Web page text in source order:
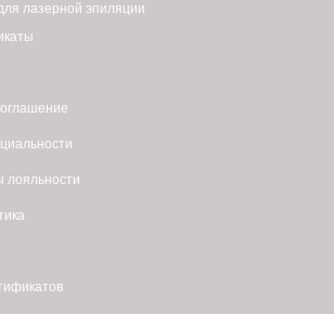
лазерной эпиляции
лояльности